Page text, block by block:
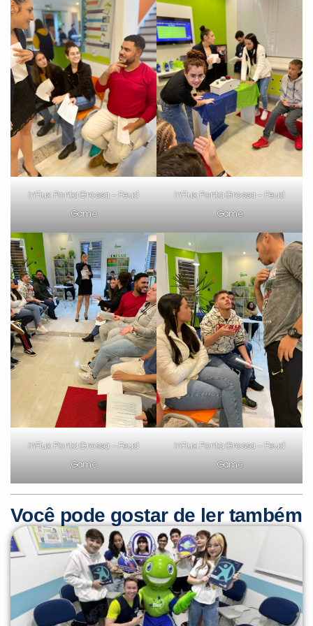
inFlux Ponta Grossa – Feud
Game
inFlux Ponta Grossa – Feud
Game
inFlux Ponta Grossa – Feud
Game
inFlux Ponta Grossa – Feud
Game
Você pode gostar de ler também